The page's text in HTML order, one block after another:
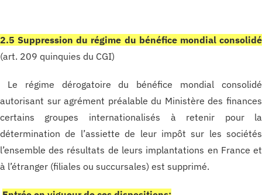
2.5 Suppression du régime du bénéfice mondial consolidé
(art. 209 quinquies du CGI)
Le régime dérogatoire du bénéfice mondial consolidé
autorisant sur agrément préalable du Ministère des finances
certains groupes internationalisés à retenir pour la
détermination de l’assiette de leur impôt sur les sociétés
l’ensemble des résultats de leurs implantations en France et
à l’étranger (filiales ou succursales) est supprimé.